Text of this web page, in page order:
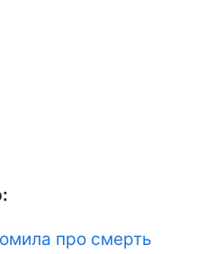
про смерть